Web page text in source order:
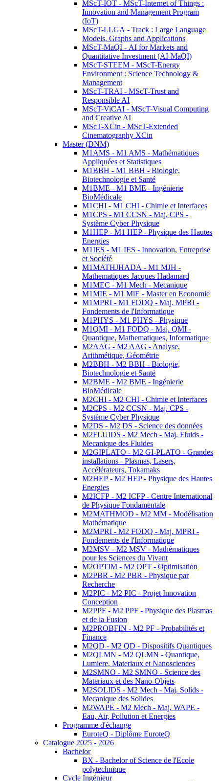
MScT-IOT - MScT-Internet of Things :
Innovation and Management Program
(IoT)
MScT-LLGA - Track : Large Language
Models, Graphs and Applications
MScT-MaQI - AI for Markets and
Quantitative Investment (AI-MaQI)
MScT-STEEM - MScT-Energy
Environment : Science Technology &
Management
MScT-TRAI - MScT-Trust and
Responsible AI
MScT-ViCAI - MScT-Visual Computing
and Creative AI
MScT-XCin - MScT-Extended
Cinematography XCin
Master (DNM)
M1AMS - M1 AMS - Mathématiques
Appliquées et Statistiques
M1BBH - M1 BBH - Biologie,
Biotechnologie et Santé
M1BME - M1 BME - Ingénierie
BioMédicale
M1CHI - M1 CHI - Chimie et Interfaces
M1CPS - M1 CCSN - Maj. CPS -
Système Cyber Physique
M1HEP - M1 HEP - Physique des Hautes
Energies
M1IES - M1 IES - Innovation, Entreprise
et Société
M1MATHJHADA - M1 MJH -
Mathematiques Jacques Hadamard
M1MEC - M1 Mech - Mecanique
M1MIE - M1 MiE - Master en Economie
M1MPRI - M1 FODQ - Maj. MPRI -
Fondements de l'Informatique
M1PHYS - M1 PHYS - Physique
M1QMI - M1 FODQ - Maj. QMI -
Quantique, Mathematiques, Informatique
M2AAG - M2 AAG - Analyse,
Arithmétique, Géométrie
M2BBH - M2 BBH - Biologie,
Biotechnologie et Santé
M2BME - M2 BME - Ingénierie
BioMédicale
M2CHI - M2 CHI - Chimie et Interfaces
M2CPS - M2 CCSN - Maj. CPS -
Système Cyber Physique
M2DS - M2 DS - Science des données
M2FLUIDS - M2 Mech - Maj. Fluids -
Mecanique des Fluides
M2GIPLATO - M2 GI-PLATO - Grandes
installations - Plasmas, Lasers,
Accélérateurs, Tokamaks
M2HEP - M2 HEP - Physique des Hautes
Energies
M2ICFP - M2 ICFP - Centre International
de Physique Fondamentale
M2MATHMOD - M2 MM - Modélisation
Mathématique
M2MPRI - M2 FODQ - Maj. MPRI -
Fondements de l'Informatique
M2MSV - M2 MSV - Mathématiques
pour les Sciences du Vivant
M2OPTIM - M2 OPT - Optimisation
M2PBR - M2 PBR - Physique par
Recherche
M2PIC - M2 PIC - Projet Innovation
Conception
M2PPF - M2 PPF - Physique des Plasmas
et de la Fusion
M2PROBFIN - M2 PF - Probabilités et
Finance
M2QD - M2 QD - Dispositifs Quantiques
M2QLMN - M2 QLMN - Quantique,
Lumiere, Materiaux et Nanosciences
M2SMNO - M2 SMNO - Science des
Materiaux et des Nano-Objets
M2SOLIDS - M2 Mech - Maj. Solids -
Mecanique des Solides
M2WAPE - M2 Mech - Maj. WAPE -
Eau, Air, Pollution et Energies
Programme d'échange
EuroteQ - Diplôme EuroteQ
Catalogue 2025 - 2026
Bachelor
BX - Bachelor of Science de l'Ecole
polytechnique
Cycle Ingénieur